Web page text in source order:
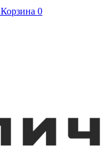
Корзина 0